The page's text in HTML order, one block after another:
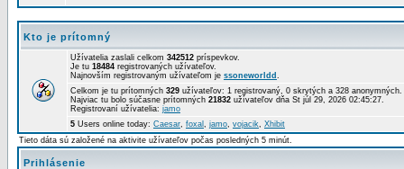
Kto je prítomný
Užívatelia zaslali celkom 342512 príspevkov.
Je tu 18484 registrovaných užívateľov.
Najnovším registrovaným užívateľom je ssoneworldd .
Celkom je tu prítomných 329 užívateľov: 1 registrovaný, 0 skrytých a 328
Najviac tu bolo súčasne prítomných 21832 užívateľov dňa St júl 29, 2026 02:45:27.
Registrovaní užívatelia: jamo
5 Users online today: Caesar, foxal , jamo, vojacik, Xhibit
Tieto dáta sú založené na aktivite užívateľov počas posledných 5 minút.
Prihlásenie